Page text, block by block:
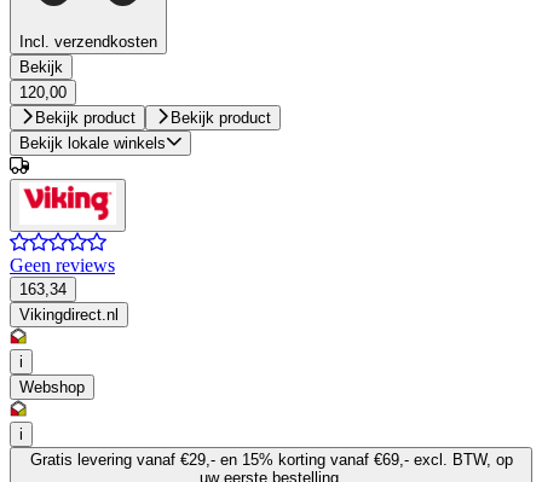
Incl. verzendkosten
Bekijk
120,00
Bekijk product
Bekijk product
Bekijk lokale winkels
Geen reviews
163,34
Vikingdirect.nl
i
Webshop
i
Gratis levering vanaf €29,- en 15% korting vanaf €69,- excl. BTW, op
uw eerste bestelling.